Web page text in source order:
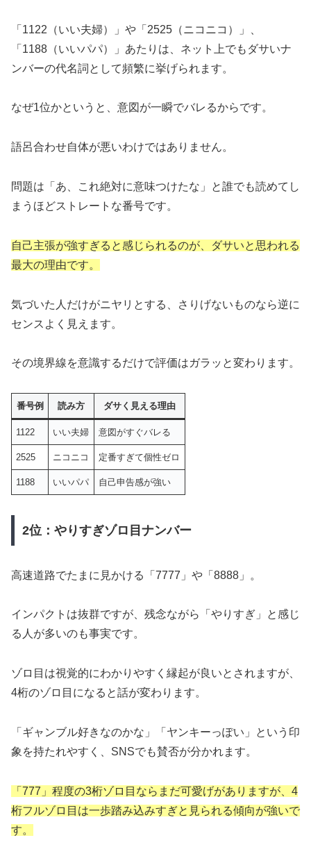
「1122（いい夫婦）」や「2525（ニコニコ）」、
「1188（いいパパ）」あたりは、ネット上でもダサいナ
ンバーの代名詞として頻繁に挙げられます。
なぜ1位かというと、意図が一瞬でバレるからです。
語呂合わせ自体が悪いわけではありません。
問題は「あ、これ絶対に意味つけたな」と誰でも読めてし
まうほどストレートな番号です。
自己主張が強すぎると感じられるのが、ダサいと思われる
最大の理由です。
気づいた人だけがニヤリとする、さりげないものなら逆に
センスよく見えます。
その境界線を意識するだけで評価はガラッと変わります。
番号例 読み方 ダサく見える理由
1122 いい夫婦 意図がすぐバレる
2525 ニコニコ 定番すぎて個性ゼロ
1188 いいパパ 自己申告感が強い
2位：やりすぎゾロ目ナンバー
高速道路でたまに見かける「7777」や「8888」。
インパクトは抜群ですが、残念ながら「やりすぎ」と感じ
る人が多いのも事実です。
ゾロ目は視覚的にわかりやすく縁起が良いとされますが、
4桁のゾロ目になると話が変わります。
「ギャンブル好きなのかな」「ヤンキーっぽい」という印
象を持たれやすく、SNSでも賛否が分かれます。
「777」程度の3桁ゾロ目ならまだ可愛げがありますが、4
桁フルゾロ目は一歩踏み込みすぎと見られる傾向が強いで
す。